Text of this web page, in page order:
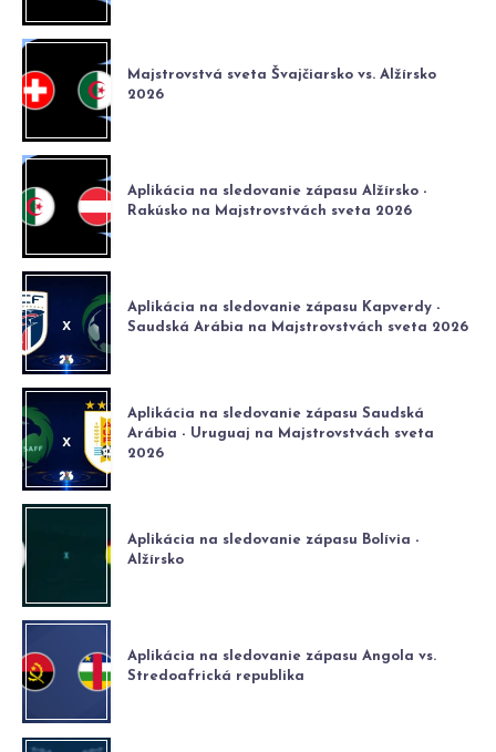
Majstrovstvá sveta Švajčiarsko vs. Alžírsko
2026
Aplikácia na sledovanie zápasu Alžírsko -
Rakúsko na Majstrovstvách sveta 2026
Aplikácia na sledovanie zápasu Kapverdy -
Saudská Arábia na Majstrovstvách sveta 2026
Aplikácia na sledovanie zápasu Saudská
Arábia - Uruguaj na Majstrovstvách sveta
2026
Aplikácia na sledovanie zápasu Bolívia -
Alžírsko
Aplikácia na sledovanie zápasu Angola vs.
Stredoafrická republika